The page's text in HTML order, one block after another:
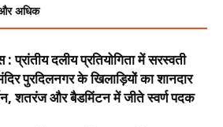
अधिक
: प्रांतीय दलीय प्रतियोगिता में सरस्वती
मंदिर पुरदिलनगर के खिलाड़ियों का शानदार
शतरंज और बैडमिंटन में जीते स्वर्ण पदक